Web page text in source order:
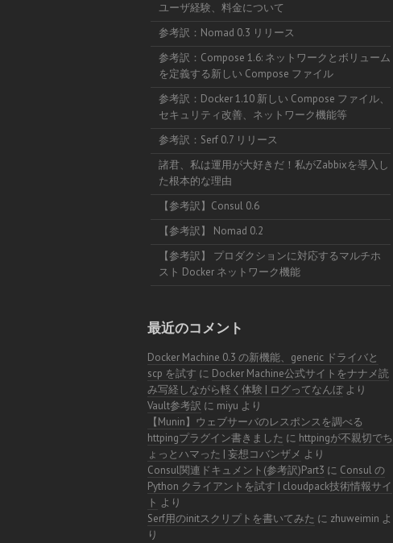
ユーザ経験、料金について
参考訳：Nomad 0.3 リリース
参考訳：Compose 1.6: ネットワークとボリューム
を定義する新しい Compose ファイル
参考訳：Docker 1.10 新しい Compose ファイル、
セキュリティ改善、ネットワーク機能等
参考訳：Serf 0.7 リリース
諸君、私は運用が大好きだ！私がZabbixを導入し
た根本的な理由
【参考訳】Consul 0.6
【参考訳】 Nomad 0.2
【参考訳】 プロダクションに対応するマルチホ
スト Docker ネットワーク機能
最近のコメント
Docker Machine 0.3 の新機能、generic ドライバと
scp を試す に Docker Machine公式サイトをナナメ読
み写経しながら軽く体験 | ログってなんぼより
Vault参考訳 に miyu より
【Munin】ウェブサーバのレスポンスを調べる
httpingプラグイン書きました に httpingが不親切でち
ょっとハマった | 妄想コバンザメ より
Consul関連ドキュメント(参考訳)Part3 に Consul の
Python クライアントを試す | cloudpack技術情報サイ
ト より
Serf用のinitスクリプトを書いてみた に zhuweimin よ
り